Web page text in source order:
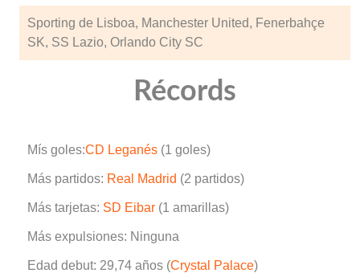
Sporting de Lisboa, Manchester United, Fenerbahçe
SK, SS Lazio, Orlando City SC
Récords
Mís goles:CD Leganés (1 goles)
Más partidos: Real Madrid (2 partidos)
Más tarjetas: SD Eibar (1 amarillas)
Más expulsiones: Ninguna
Edad debut: 29,74 años (Crystal Palace)